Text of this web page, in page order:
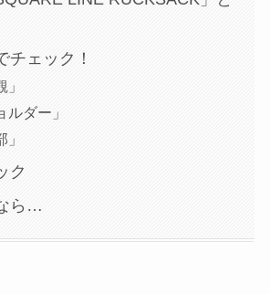
チェック！
」
ルダー」
」
ク
ら…